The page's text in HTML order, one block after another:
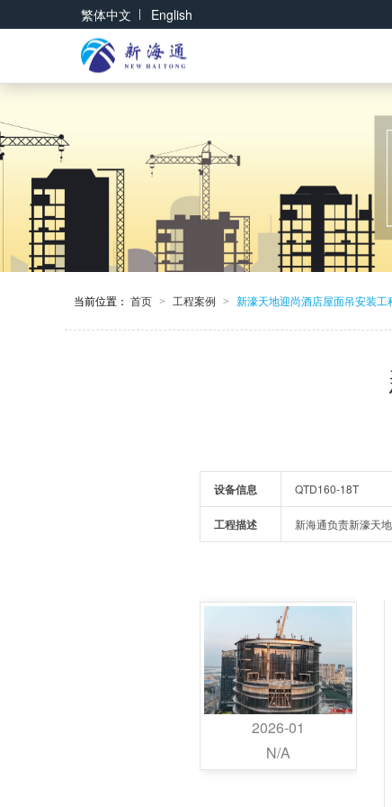
繁体中文 | English
当前位置： 首页 > 工程案例 > 新濠天地迎尚酒店屋面吊安装工
设备信息 QTD160-18T
工程描述 新海通负责新濠天
2026-01
N/A